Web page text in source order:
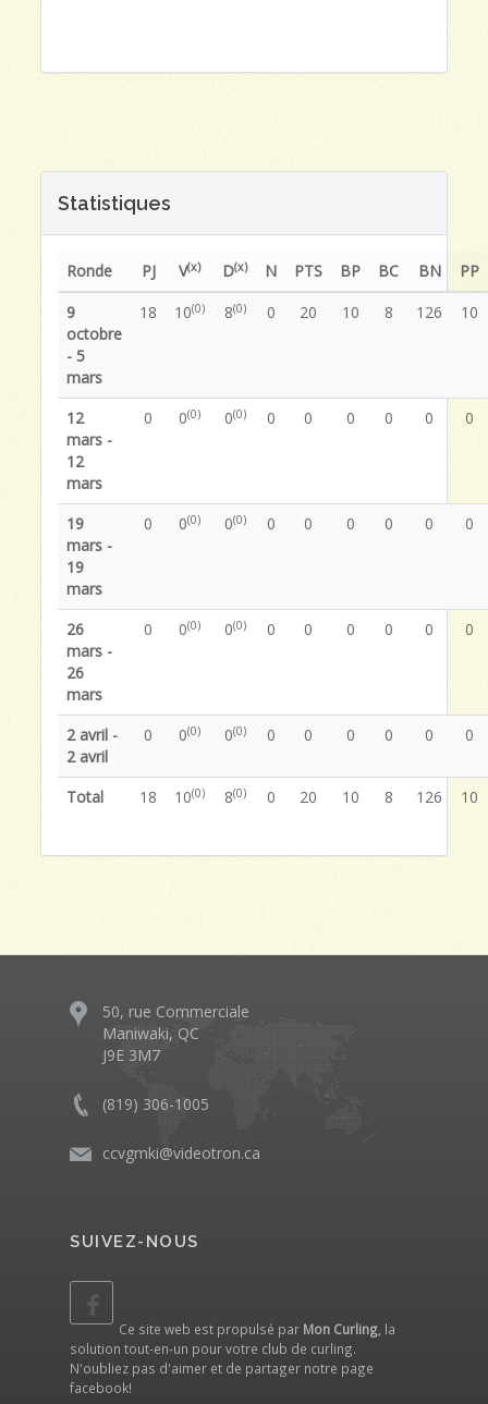
Statistiques
Ronde PJ V(x) D(x) N PTS BP BC BN
PP
9
octobre
- 5
mars
18 10(0) 8(0) 0 20 10 8 126 10
12
mars -
12
mars
0 0(0) 0(0) 0 0 0 0 0 0
19
mars -
19
mars
0 0(0) 0(0) 0 0 0 0 0 0
26
mars -
26
mars
0 0(0) 0(0) 0 0 0 0 0 0
2 avril -
2 avril
0 0(0) 0(0) 0 0 0 0 0 0
Total 18 10(0) 8(0) 0 20 10 8 126 10
50, rue Commerciale
Maniwaki, QC
J9E 3M7
(819) 306-1005
ccvgmki@videotron.ca
SUIVEZ-NOUS
Ce site web est propulsé par Mon Curling, la
solution tout-en-un pour votre club de curling.
N'oubliez pas d'aimer et de partager notre page
facebook!